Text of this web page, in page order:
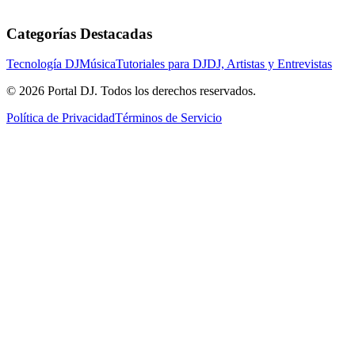
Categorías Destacadas
Tecnología DJMúsicaTutoriales para DJDJ, Artistas y Entrevistas
© 2026 Portal DJ. Todos los derechos reservados.
Política de PrivacidadTérminos de Servicio